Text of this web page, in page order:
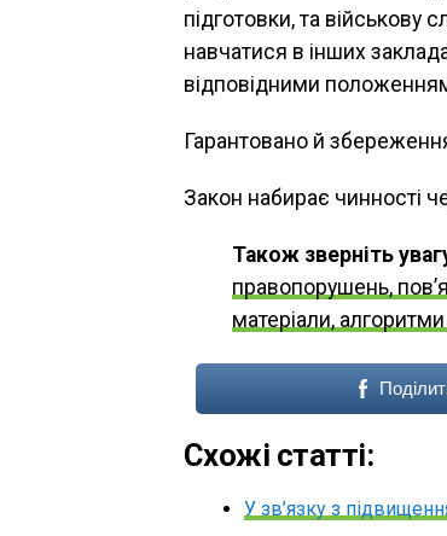
підготовки, та військову
навчатися в інших
відповідними
Гарантовано й
Закон набирає чинності
Також зверніть
правопорушень,
матеріали,
Схожі статті:
У зв’язку з